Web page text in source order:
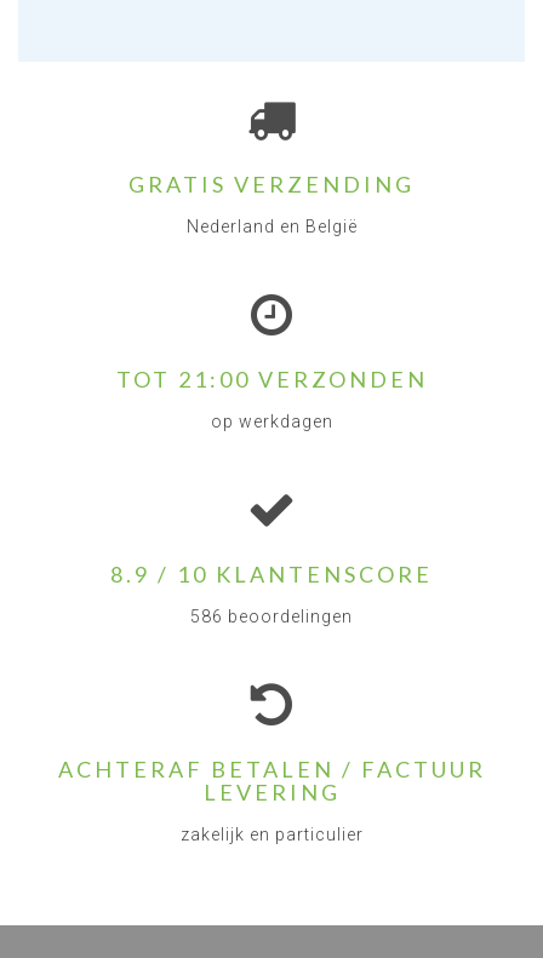
GRATIS VERZENDING
Nederland en België
TOT 21:00 VERZONDEN
op werkdagen
8.9 / 10 KLANTENSCORE
586 beoordelingen
ACHTERAF BETALEN / FACTUUR
LEVERING
zakelijk en particulier